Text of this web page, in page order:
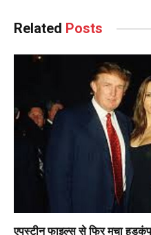
Related Posts
एपस्टीन फाइल्स से फिर मचा